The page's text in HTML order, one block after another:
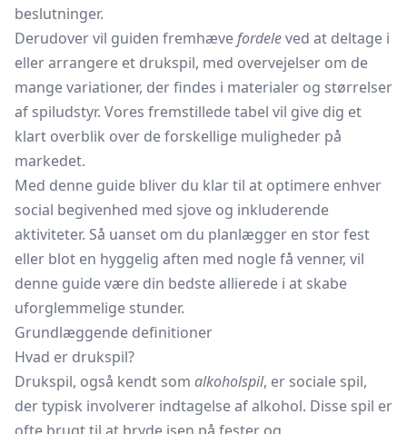
beslutninger.
Derudover vil guiden fremhævefordeleved at deltage i
eller arrangere et drukspil, med overvejelser om de
mange variationer, der findes i materialer og størrelser
af spiludstyr. Vores fremstillede tabel vil give dig et
klart overblik over de forskellige muligheder på
markedet.
Med denne guide bliver du klar til at optimere enhver
social begivenhed med sjove og inkluderende
aktiviteter. Så uanset om du planlægger en stor fest
eller blot en hyggelig aften med nogle få venner, vil
denne guide være din bedste allierede i at skabe
uforglemmelige stunder.
Grundlæggende definitioner
Hvad er drukspil?
Drukspil, også kendt som alkoholspil, er sociale spil,
der typisk involverer indtagelse af alkohol. Disse spil er